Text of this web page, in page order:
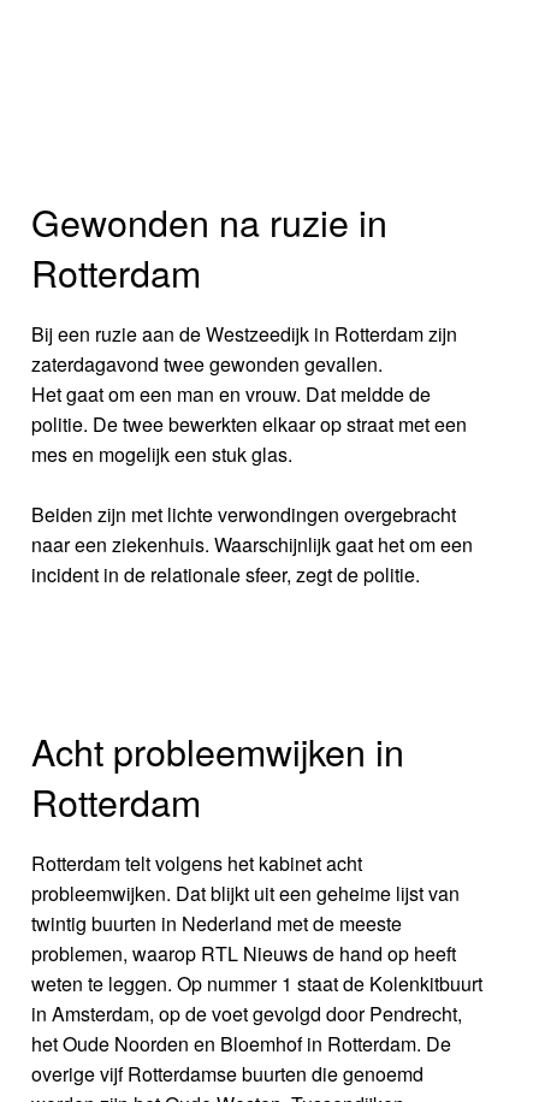
Gewonden na ruzie in
Rotterdam
Bij een ruzie aan de Westzeedijk in Rotterdam zijn
zaterdagavond twee gewonden gevallen.
Het gaat om een man en vrouw. Dat meldde de
politie. De twee bewerkten elkaar op straat met een
mes en mogelijk een stuk glas.
Beiden zijn met lichte verwondingen overgebracht
naar een ziekenhuis. Waarschijnlijk gaat het om een
incident in de relationale sfeer, zegt de politie.
Acht probleemwijken in
Rotterdam
Rotterdam telt volgens het kabinet acht
probleemwijken. Dat blijkt uit een geheime lijst van
twintig buurten in Nederland met de meeste
problemen, waarop RTL Nieuws de hand op heeft
weten te leggen. Op nummer 1 staat de Kolenkitbuurt
in Amsterdam, op de voet gevolgd door Pendrecht,
het Oude Noorden en Bloemhof in Rotterdam. De
overige vijf Rotterdamse buurten die genoemd